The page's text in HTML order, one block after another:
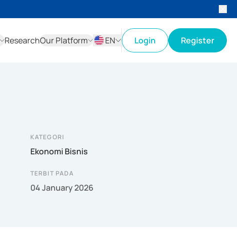
ResearchOur Platform
EN
Login Register
KATEGORI
Ekonomi Bisnis
TERBIT PADA
04 January 2026